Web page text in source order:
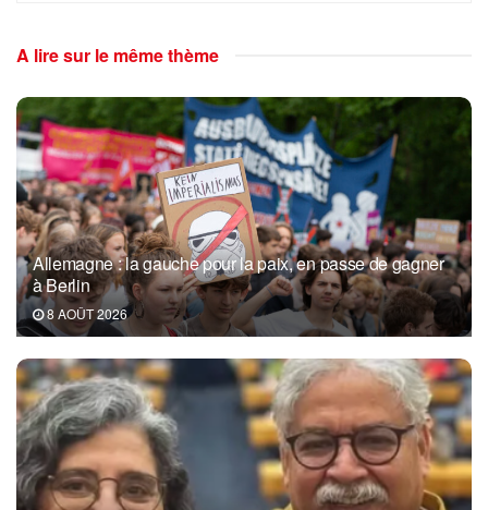
A lire sur le même thème
Allemagne : la gauche pour la paix, en passe de gagner
à Berlin
8 AOÛT 2026